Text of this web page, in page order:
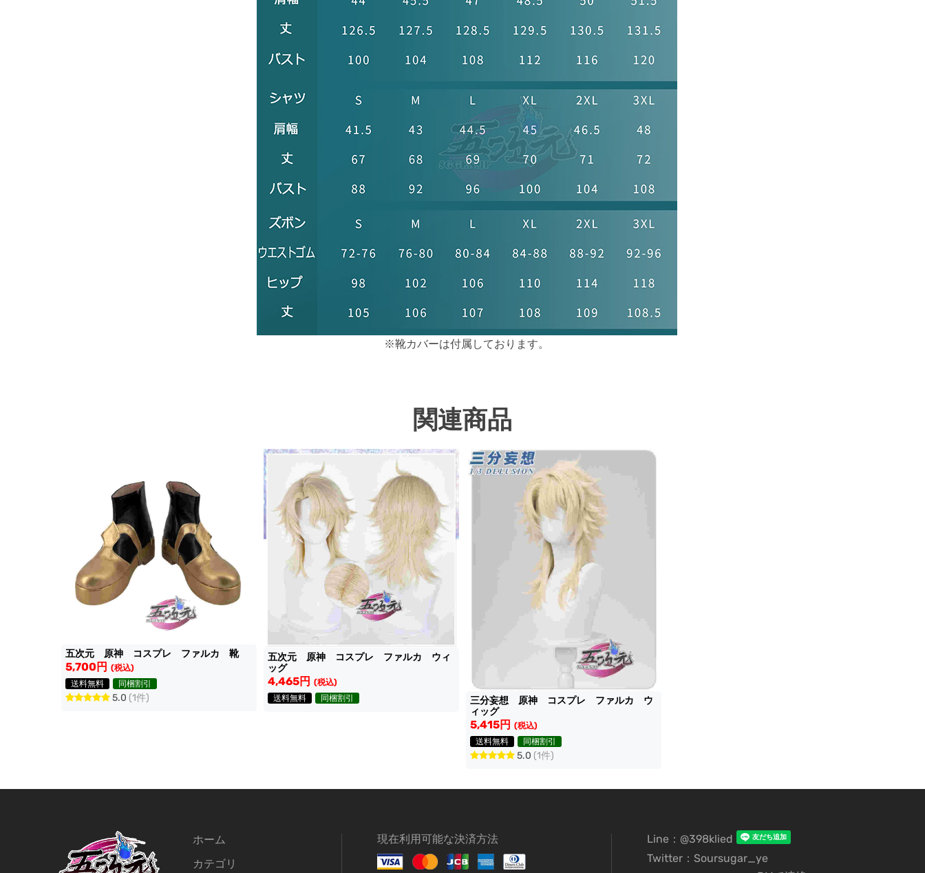
※靴カバーは付属しております。
関連商品
五次元 原神 コスプレ ファルカ 靴
5,700円 (税込)
送料無料
同梱割引
5.0 (1件)
五次元 原神 コスプレ ファルカ ウィ
ッグ
4,465円 (税込)
送料無料
同梱割引
三分妄想 原神 コスプレ ファルカ ウ
ィッグ
5,415円 (税込)
送料無料
同梱割引
5.0 (1件)
ホーム
カテゴリ
現在利用可能な決済方法
Line：@398klied
Twitter：Soursugar_ye